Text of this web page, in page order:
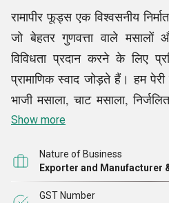
रामापीर फूड्स एक विश्वसनीय
जो बेहतर गुणवत्ता वाले
विविधता प्रदान करने के लिए
प्रामाणिक स्वाद जोड़ते हैं। हम
भाजी मसाला, चाट मसाला,
गुणवत्ता वाली वस्तुओं के विशेषज्ञ
बेहतरीन स्वाद जोड़ने के लिए
भोजन गहरे, जीवंत स्वाद से भरपूर
Show more
Nature of Business
Exporter and Manufacturer
GST Number